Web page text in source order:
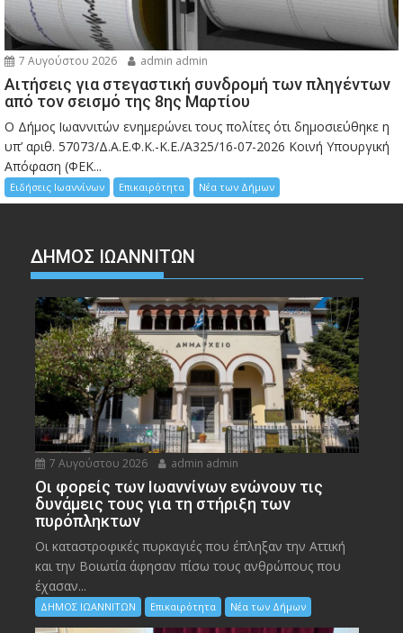
7 Αυγούστου 2026 admin admin
Αιτήσεις για στεγαστική συνδρομή των πληγέντων
από τον σεισμό της 8ης Μαρτίου
Ο Δήμος Ιωαννιτών ενημερώνει τους πολίτες ότι δημοσιεύθηκε η
υπ’ αριθ. 57073/Δ.Α.Ε.Φ.Κ.-Κ.Ε./Α325/16-07-2026 Κοινή Υπουργική
Απόφαση (ΦΕΚ...
Ειδήσεις Ιωαννίνων Επικαιρότητα Νέα των Δήμων
ΔΗΜΟΣ ΙΩΑΝΝΙΤΩΝ
7 Αυγούστου 2026 admin admin
Οι φορείς των Ιωαννίνων ενώνουν τις
δυνάμεις τους για τη στήριξη των
πυρόπληκτων
Οι καταστροφικές πυρκαγιές που έπληξαν την Αττική
και την Bοιωτία άφησαν πίσω τους ανθρώπους που
έχασαν...
ΔΗΜΟΣ ΙΩΑΝΝΙΤΩΝ Επικαιρότητα Νέα των Δήμων